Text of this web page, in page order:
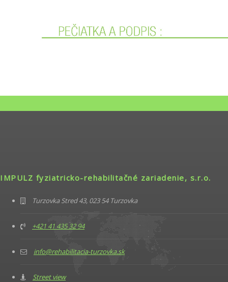
IMPULZ fyziatricko-rehabilitačné zariadenie, s.r.o.
Turzovka Stred 43, 023 54 Turzovka
+421 41 435 32 94
info@rehabilitacia-turzovka.sk
Street view